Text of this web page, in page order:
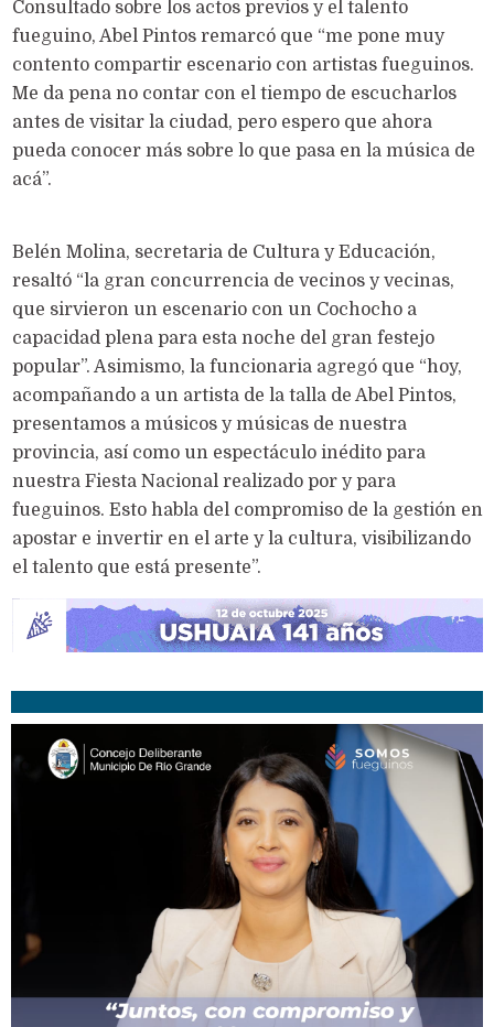
Consultado sobre los actos previos y el talento
fueguino, Abel Pintos remarcó que “me pone muy
contento compartir escenario con artistas fueguinos.
Me da pena no contar con el tiempo de escucharlos
antes de visitar la ciudad, pero espero que ahora
pueda conocer más sobre lo que pasa en la música de
acá”.
Belén Molina, secretaria de Cultura y Educación,
resaltó “la gran concurrencia de vecinos y vecinas,
que sirvieron un escenario con un Cochocho a
capacidad plena para esta noche del gran festejo
popular”. Asimismo, la funcionaria agregó que “hoy,
acompañando a un artista de la talla de Abel Pintos,
presentamos a músicos y músicas de nuestra
provincia, así como un espectáculo inédito para
nuestra Fiesta Nacional realizado por y para
fueguinos. Esto habla del compromiso de la gestión en
apostar e invertir en el arte y la cultura, visibilizando
el talento que está presente”.